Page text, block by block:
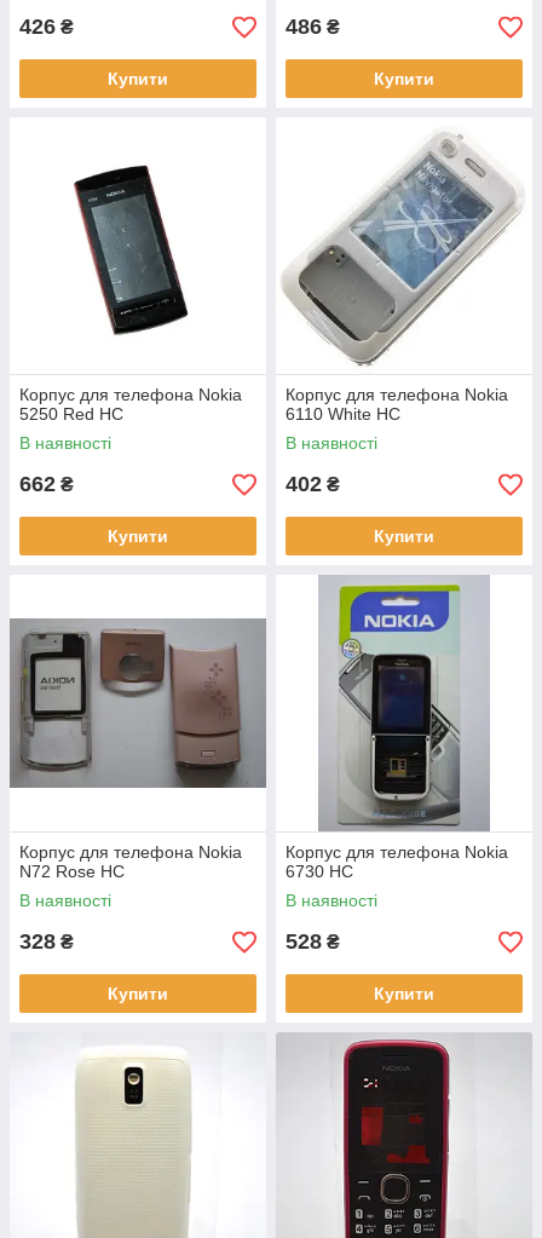
426 ₴
Купити
486 ₴
Купити
Корпус для телефона Nokia
5250 Red HC
В наявності
662 ₴
Купити
Корпус для телефона Nokia
6110 White HC
В наявності
402 ₴
Купити
Корпус для телефона Nokia
N72 Rose HC
В наявності
328 ₴
Купити
Корпус для телефона Nokia
6730 HC
В наявності
528 ₴
Купити